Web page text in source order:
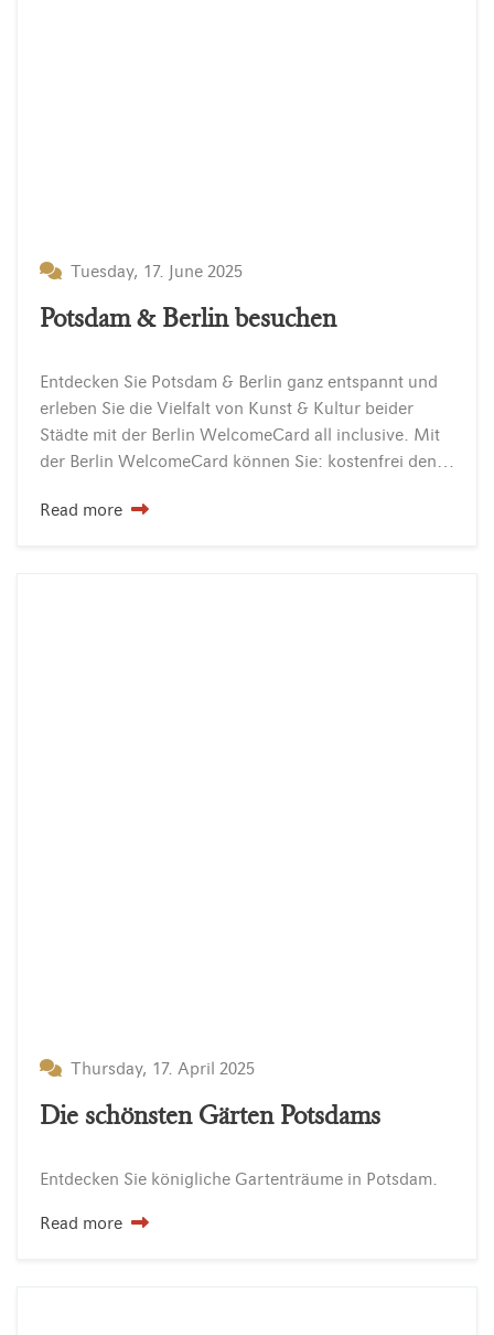
Tuesday, 17. June 2025
Potsdam & Berlin besuchen
Entdecken Sie Potsdam & Berlin ganz entspannt und
erleben Sie die Vielfalt von Kunst & Kultur beider
Städte mit der Berlin WelcomeCard all inclusive. Mit
der Berlin WelcomeCard können Sie: kostenfrei den öffentlichen Nahverkehr in Potsdam & Berlin nutzen, kostenfreier…
Read more
Thursday, 17. April 2025
Die schönsten Gärten Potsdams
Entdecken Sie königliche Gartenträume in Potsdam.
Read more